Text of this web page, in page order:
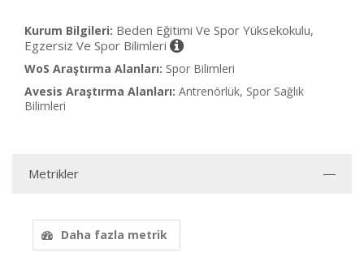
Kurum Bilgileri: Beden Eğitimi Ve Spor Yüksekokulu,
Egzersiz Ve Spor Bilimleri
WoS Araştırma Alanları: Spor Bilimleri
Avesis Araştırma Alanları: Antrenörlük, Spor Sağlık
Bilimleri
Metrikler
Daha fazla metrik